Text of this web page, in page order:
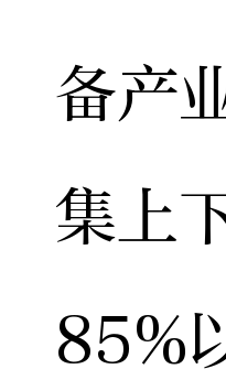
备产
集上
85%